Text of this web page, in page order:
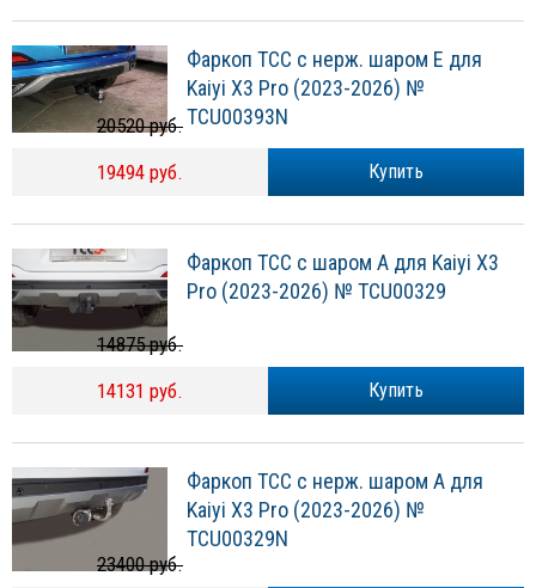
Фаркоп ТСС с нерж. шаром E для
Kaiyi X3 Pro (2023-2026) №
TCU00393N
Купить
20520 руб.
19494 руб.
Фаркоп ТСС с шаром А для Kaiyi X3
Pro (2023-2026) № TCU00329
Купить
14875 руб.
14131 руб.
Фаркоп ТСС с нерж. шаром А для
Kaiyi X3 Pro (2023-2026) №
TCU00329N
23400 руб.